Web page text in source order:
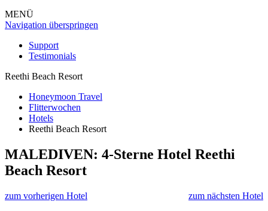
MENÜ
Navigation überspringen
Support
Testimonials
Reethi Beach Resort
Honeymoon Travel
Flitterwochen
Hotels
Reethi Beach Resort
MALEDIVEN: 4-Sterne Hotel Reethi
Beach Resort
zum vorherigen Hotel zum nächsten Hotel